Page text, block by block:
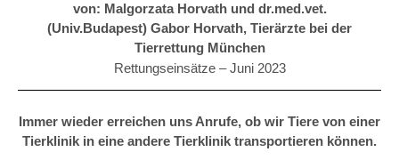
von: Malgorzata Horvath und dr.med.vet.
(Univ.Budapest) Gabor Horvath, Tierärzte bei der
Tierrettung München
Rettungseinsätze –Juni 2023
Immer wieder erreichen uns Anrufe, ob wir Tiere von einer
Tierklinik in eine andere Tierklinik transportieren können.